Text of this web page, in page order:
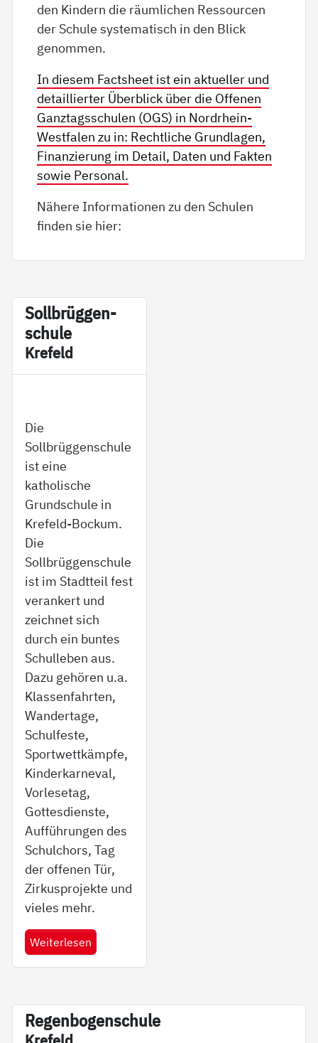
den Kindern die räumlichen Ressourcen
der Schule systematisch in den Blick
genommen.
In diesem Factsheet ist ein aktueller und
detaillierter Überblick über die Offenen
Ganztagsschulen (OGS) in Nordrhein-
Westfalen zu in: Rechtliche Grundlagen,
Finanzierung im Detail, Daten und Fakten
sowie Personal.
Nähere Informationen zu den Schulen
finden sie hier:
Soll­brüg­gen­
schu­le
Kre­feld
Die
Sollbrüggenschule
ist eine
katholische
Grundschule in
Krefeld-Bockum.
Die
Sollbrüggenschule
ist im Stadtteil fest
verankert und
zeichnet sich
durch ein buntes
Schulleben aus.
Dazu gehören u.a.
Klassenfahrten,
Wandertage,
Schulfeste,
Sportwettkämpfe,
Kinderkarneval,
Vorlesetag,
Gottesdienste,
Aufführungen des
Schulchors, Tag
der offenen Tür,
Zirkusprojekte und
vieles mehr.
Weiterlesen
Re­gen­bo­gen­schu­le